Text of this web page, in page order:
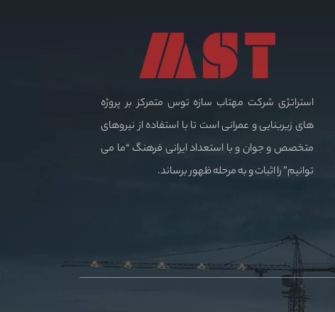
استراتژی شرکت مهتاب سازه توس متمرکز بر پروژه
های زیربنایی و عمرانی است تا با استفاده از نیروهای
متخصص و جوان و با استعداد ایرانی فرهنگ “ما می
توانیم” را اثبات و به مرحله ظهور برساند.